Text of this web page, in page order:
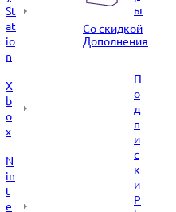
St
at
io
n
X
b
o
x
N
in
t
e
ы
Со скидкой
Дополнения
П
о
д
п
и
с
к
и
P